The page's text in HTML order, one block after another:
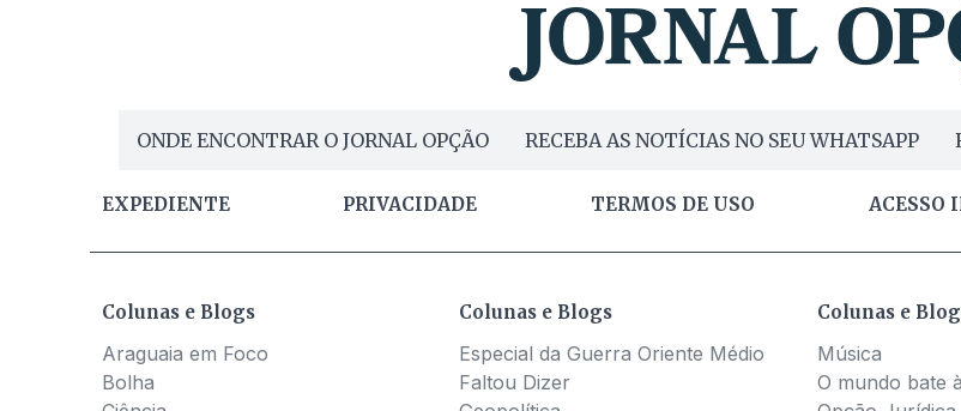
ONDE ENCONTRAR O JORNAL OPÇÃO RECEBA AS NOTÍCIAS NO SEU WHATSAPP
EXPEDIENTE PRIVACIDADE TERMOS DE USO ACESSO
Colunas e Blogs
Araguaia em Foco
Bolha
Colunas e Blogs
Especial da Guerra Oriente Médio
Faltou Dizer
Colunas e
Música
O mundo bate